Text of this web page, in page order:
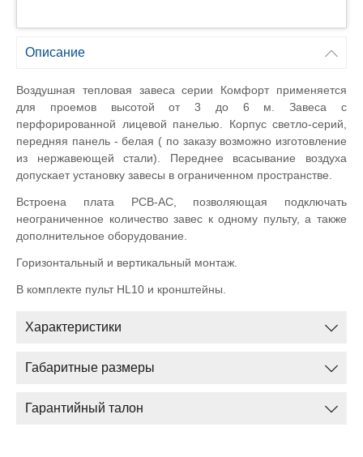
Описание
Воздушная тепловая завеса серии Комфорт применяется
для проемов высотой от 3 до 6 м. Завеса с
перфорированной лицевой панелью. Корпус светло-серий,
передняя панель - белая ( по заказу возможно изготовление
из нержавеющей стали). Переднее всасывание воздуха
допускает установку завесы в ограниченном пространстве.
Встроена плата PCB-AC, позволяющая подключать
неограниченное количество завес к одному пульту, а также
дополнительное оборудование.
Горизонтальный и вертикальный монтаж.
В комплекте пульт HL10 и кронштейны.
Характеристики
Габаритные размеры
Гарантийный талон